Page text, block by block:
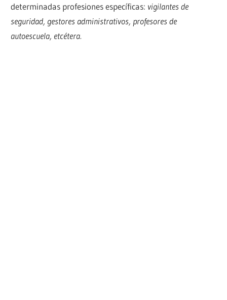
determinadas profesiones específicas: vigilantes de
seguridad, gestores administrativos, profesores de
autoescuela, etcétera.